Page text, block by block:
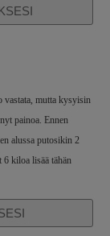
vastata, mutta kysyisin
painoa. Ennen
alussa putosikin 2
kiloa lisää tähän